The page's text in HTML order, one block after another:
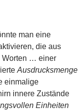
man eine
die aus
Worten … einer
Ausdrucksmenge
einmalige
innere Zustände
Einheiten